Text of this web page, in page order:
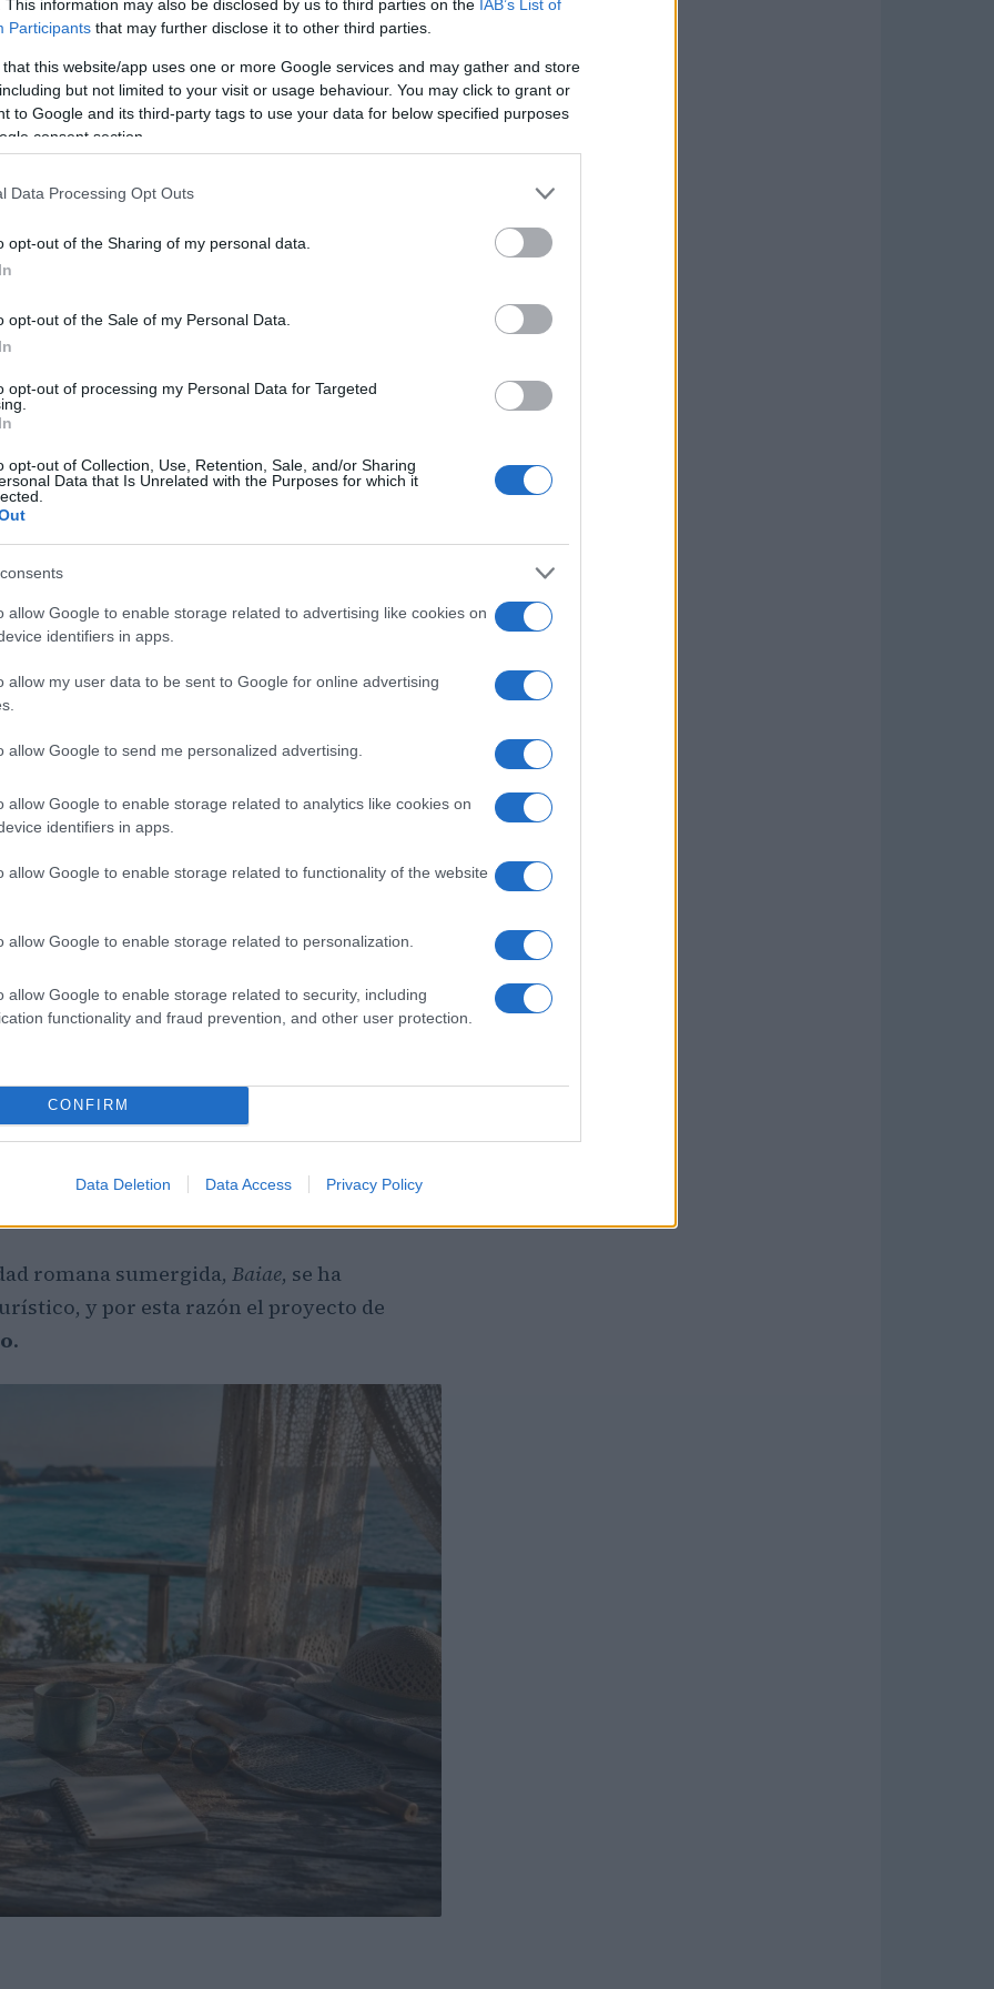
This information may also be disclosed by us to third parties on the IAB’s List of
Participants that may further disclose it to other third parties.
that this website/app uses one or more Google services and may gather and store
but not limited to your visit or usage behaviour. You may click to grant or
to Google and its third-party tags to use your data for below specified purposes
consent section.
Data Processing Opt Outs
opt-out of the Sharing of my personal data.
opt-out of the Sale of my Personal Data.
opt-out of processing my Personal Data for Targeted
opt-out of Collection, Use, Retention, Sale, and/or Sharing
Data that Is Unrelated with the Purposes for which it
allow Google to enable storage related to advertising like cookies on
identifiers in apps.
allow my user data to be sent to Google for online advertising
allow Google to send me personalized advertising.
allow Google to enable storage related to analytics like cookies on
identifiers in apps.
allow Google to enable storage related to functionality of the website
allow Google to enable storage related to personalization.
allow Google to enable storage related to security, including
functionality and fraud prevention, and other user protection.
CONFIRM
Data Deletion Data Access Privacy Policy
submarina.
verdadera atracción turística a lo largo
unparque sumergido,
único en el área mediterránea de
naturalista.
más grandey sugerente
romana sumergida, Baiae, se ha
y por esta razón el proyecto de
.